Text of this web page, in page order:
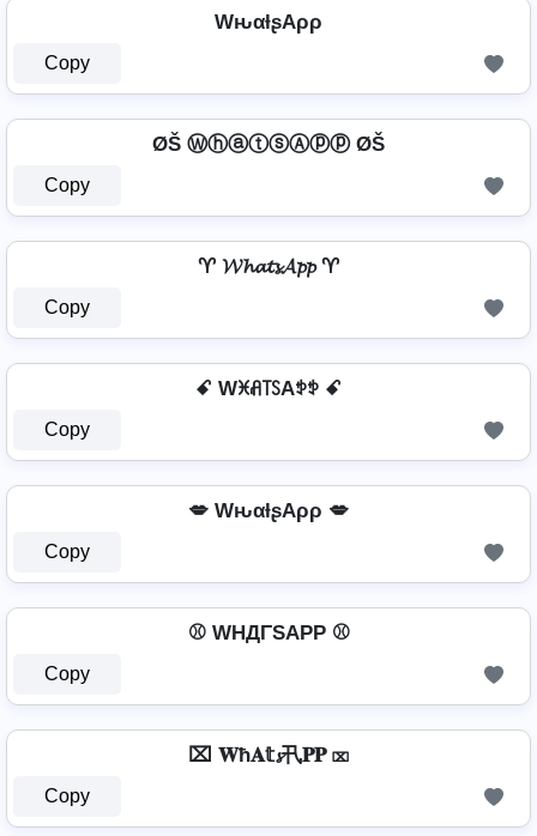
WԋαƚʂAρρ
Copy
ØŠ ⓌⓗⓐⓣⓢⒶⓟⓟ ØŠ
Copy
♈ 𝓦𝓱𝓪𝓽𝓼𝓐𝓹𝓹 ♈
Copy
ꗃ Wꁝꋬ꓄ꇙAꉣꉣ ꗃ
Copy
💋 WԋαƚʂAρρ 💋
Copy
⚾ WHДΓSAPP ⚾
Copy
⌧ 𝐖ħ𝐀𝕥𝓼卂𝐏𝐏 ⌧
Copy